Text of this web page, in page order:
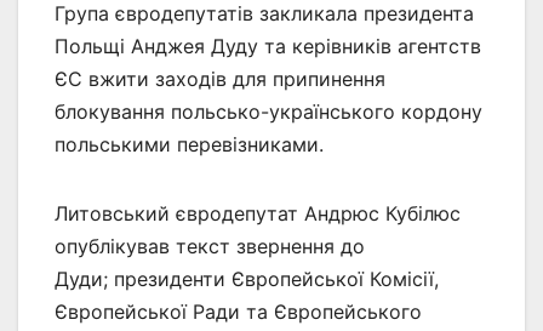
Група євродепутатів закликала президента
Польщі Анджея Дуду та керівників агентств
ЄС вжити заходів для припинення
блокування польсько-українського кордону
польськими перевізниками.
Литовський євродепутат Андрюс Кубілюс
опублікував текст звернення до
Дуди; президенти Європейської Комісії,
Європейської Ради та Європейського